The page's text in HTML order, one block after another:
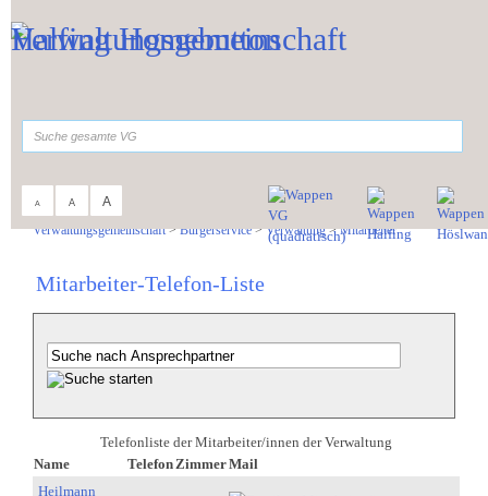
A A A
Verwaltungsgemeinschaft>Bürgerservice>Verwaltung>Mitarbeiter
Mitarbeiter-Telefon-Liste
Telefonliste der Mitarbeiter/innen der Verwaltung
Name
Telefon ZimmerMail
Heilmann